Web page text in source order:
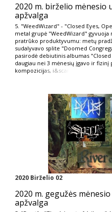
2020 m. birželio
apžvalga
5. "WeedWizard" - "Closed Eyes,
metal grupė "WeedWizard" gyvuoja
pratrūko produktyvumu: metų
sudalyvavo splite "Doomed
pasirodė debiutinis albumas
daugiau nei 3 mėnesių įgavo ir fizinį
kompozicijas, i&scar
2020 Birželio 02
2020 m. gegužės
apžvalga